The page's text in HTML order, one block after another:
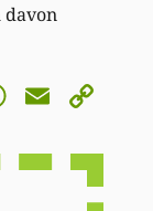
Email